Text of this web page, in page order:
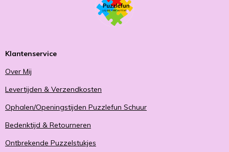
Klantenservice
Over Mij
Levertijden & Verzendkosten
Ophalen/Openingstijden Puzzlefun Schuur
Bedenktijd & Retourneren
Ontbrekende Puzzelstukjes